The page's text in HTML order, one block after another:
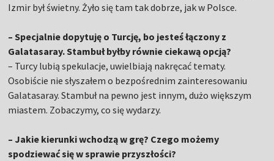
Izmir był świetny. Żyło się tam tak dobrze, jak w Polsce.
– Specjalnie dopytuję o Turcję, bo jesteś łączony z
Galatasaray. Stambuł byłby równie ciekawą opcją?
– Turcy lubią spekulacje, uwielbiają nakręcać tematy.
Osobiście nie słyszałem o bezpośrednim zainteresowaniu
Galatasaray. Stambuł na pewno jest innym, dużo większym
miastem. Zobaczymy, co się wydarzy.
– Jakie kierunki wchodzą w grę? Czego możemy
spodziewać się w sprawie przyszłości?